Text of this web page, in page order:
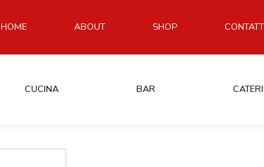
HOME ABOUT SHOP
CUCINA BAR